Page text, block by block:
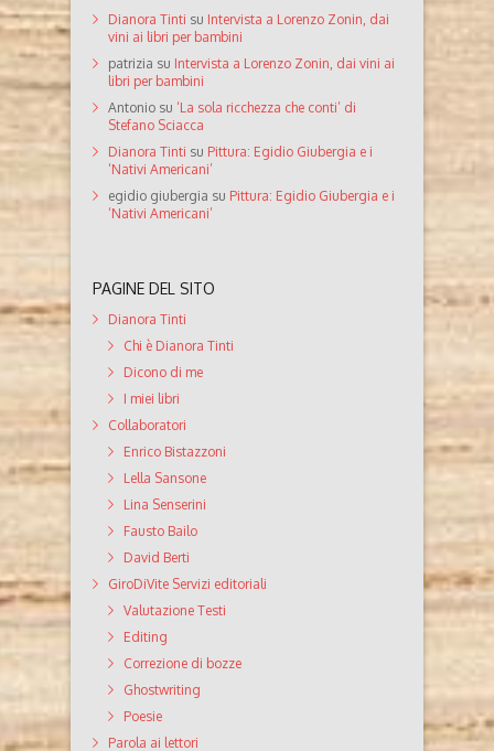
Dianora Tinti su Intervista a Lorenzo Zonin, dai
vini ai libri per bambini
patrizia su Intervista a Lorenzo Zonin, dai vini ai
libri per bambini
Antonio su ‘La sola ricchezza che conti’ di
Stefano Sciacca
Dianora Tinti su Pittura: Egidio Giubergia e i
‘Nativi Americani’
egidio giubergia su Pittura: Egidio Giubergia e i
‘Nativi Americani’
PAGINE DEL SITO
Dianora Tinti
Chi è Dianora Tinti
Dicono di me
I miei libri
Collaboratori
Enrico Bistazzoni
Lella Sansone
Lina Senserini
Fausto Bailo
David Berti
GiroDiVite Servizi editoriali
Valutazione Testi
Editing
Correzione di bozze
Ghostwriting
Poesie
Parola ai lettori